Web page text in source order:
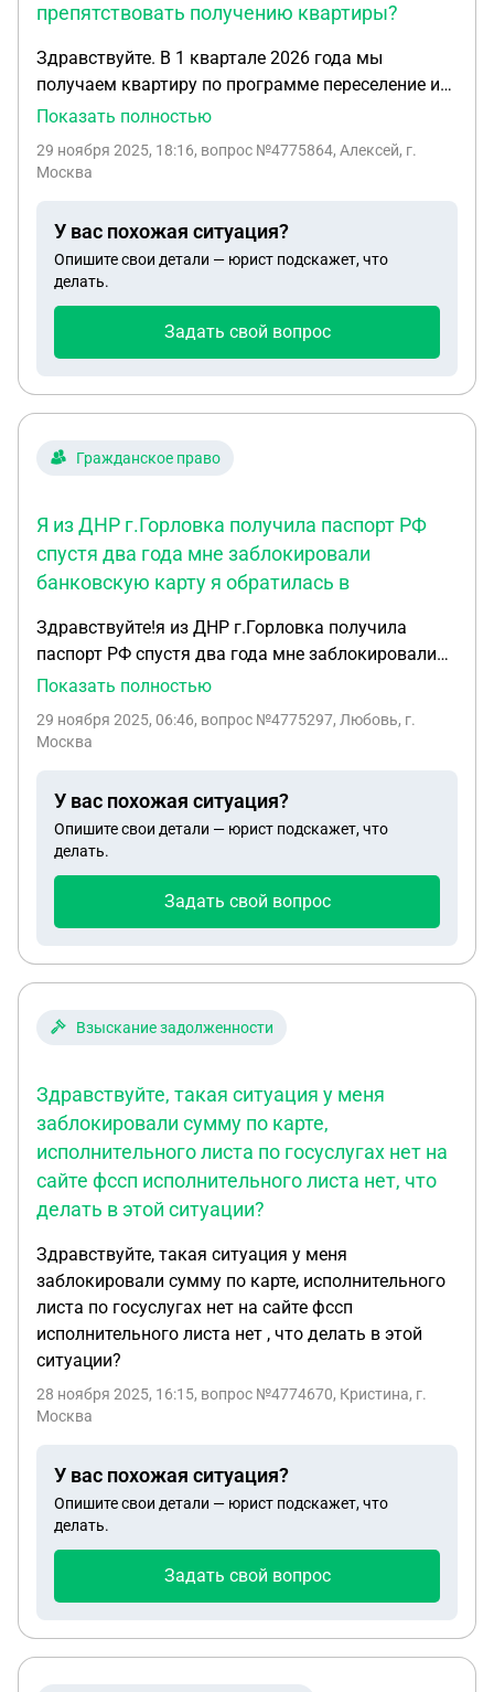
препятствовать получению квартиры?
Здравствуйте. В 1 квартале 2026 года мы
получаем квартиру по программе переселение из
аварийного жилья. Могут ли долги за
квартиры? Администрация говорит что на
в права собственности...
Показать полностью
29 ноября 2025, 18:16, вопрос №4775864, Алексей, г.
Москва
У вас похожая ситуация?
Опишите свои детали — юрист подскажет, что
делать.
Задать свой вопрос
Гражданское право
Я из ДНР г.Горловка получила паспорт РФ
спустя два года мне заблокировали
банковскую карту я обратилась в
Здравствуйте!я из ДНР г.Горловка получила
паспорт РФ спустя два года мне заблокировали
банковскую карту я обратилась в отделение
ответили что мой паспорт недействителен я
делать.куда мне обращаться? я многодетная
мать!
Показать полностью
29 ноября 2025, 06:46, вопрос №4775297, Любовь, г.
Москва
У вас похожая ситуация?
Опишите свои детали — юрист подскажет, что
делать.
Задать свой вопрос
Взыскание задолженности
Здравствуйте, такая ситуация у меня
заблокировали сумму по карте,
исполнительного листа по госуслугах нет на
сайте фссп исполнительного листа нет, что
делать в этой ситуации?
Здравствуйте, такая ситуация у меня
заблокировали сумму по карте, исполнительного
листа по госуслугах нет на сайте фссп
исполнительного листа нет , что делать в этой
ситуации?
28 ноября 2025, 16:15, вопрос №4774670, Кристина, г.
Москва
У вас похожая ситуация?
Опишите свои детали — юрист подскажет, что
делать.
Задать свой вопрос